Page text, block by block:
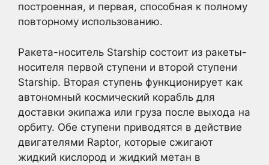
построенная, и первая, способная к полному
повторному использованию.
Ракета-носитель Starship состоит из ракеты-
носителя первой ступени и второй ступени
Starship. Вторая ступень функционирует как
автономный космический корабль для
доставки экипажа или груза после выхода на
орбиту. Обе ступени приводятся в действие
двигателями Raptor, которые сжигают
жидкий кислород и жидкий метан в